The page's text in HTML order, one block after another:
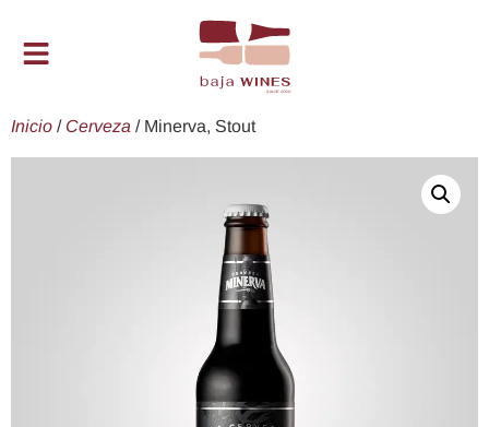
Inicio / Cerveza / Minerva, Stout